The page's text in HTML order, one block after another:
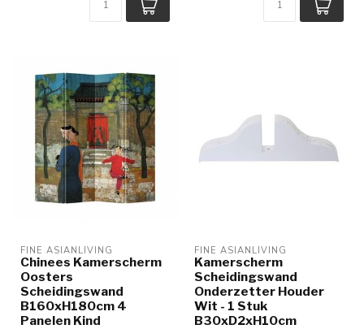
FINE ASIANLIVING
Chinees Kamerscherm
Oosters
Scheidingswand
B160xH180cm 4
Panelen Kind
FINE ASIANLIVING
Kamerscherm
Scheidingswand
Onderzetter Houder
Wit - 1 Stuk
B30xD2xH10cm